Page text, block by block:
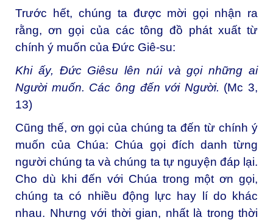
Trước hết, chúng ta được mời gọi nhận ra
rằng, ơn gọi của các tông đồ phát xuất từ
chính ý muốn của Đức Giê-su:
Khi ấy, Đức Giêsu lên núi và gọi những ai
Người muốn. Các ông đến với Người. (Mc 3,
13)
Cũng thế, ơn gọi của chúng ta đến từ chính ý
muốn của Chúa: Chúa gọi đích danh từng
người chúng ta và chúng ta tự nguyện đáp lại.
Cho dù khi đến với Chúa trong một ơn gọi,
chúng ta có nhiều động lực hay lí do khác
nhau. Nhưng với thời gian, nhất là trong thời